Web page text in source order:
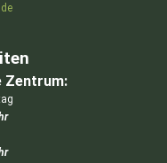
Zentrum: